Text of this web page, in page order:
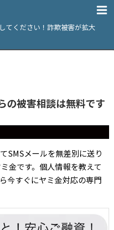
てください！詐欺被害が拡大
の被害相談は無料です
SMSメールを無差別に送り
金です。個人情報を教えて
今すぐにヤミ金対応の専門